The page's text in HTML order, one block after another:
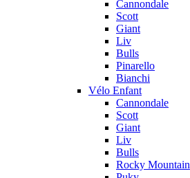
Cannondale
Scott
Giant
Liv
Bulls
Pinarello
Bianchi
Vélo Enfant
Cannondale
Scott
Giant
Liv
Bulls
Rocky Mountain